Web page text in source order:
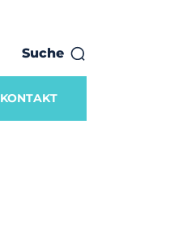
Suche
KONTAKT